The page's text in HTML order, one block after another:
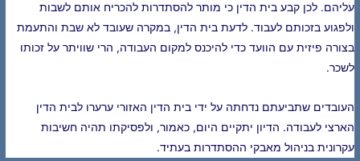
עליהם. לכן קבע בית הדין כי מותר להסתדרות להכריח אותם לשבות
ולפגוע בזכותם לעבוד. לדעת בית הדין, במקרה שעובד לא שבת והתעמת
בצורה פיזית עם הוועד כדי להיכנס למקום העבודה, הרי שוויתר על זכותו
לשכר.
העובדים שתביעתם נדחתה על ידי בית הדין האזורי ערערו לבית הדין
הארצי לעבודה. הדיון יתקיים היום, כאמור, ולפסיקתו תהיה חשיבות
עקרונית בניהול מאבקי ההסתדרות בעתיד.